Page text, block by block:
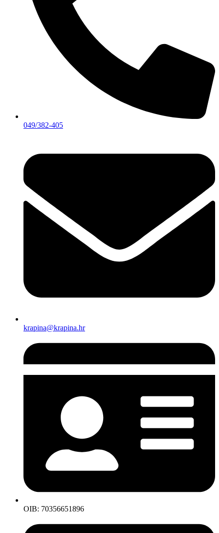
049/382-405
krapina@krapina.hr
OIB: 70356651896